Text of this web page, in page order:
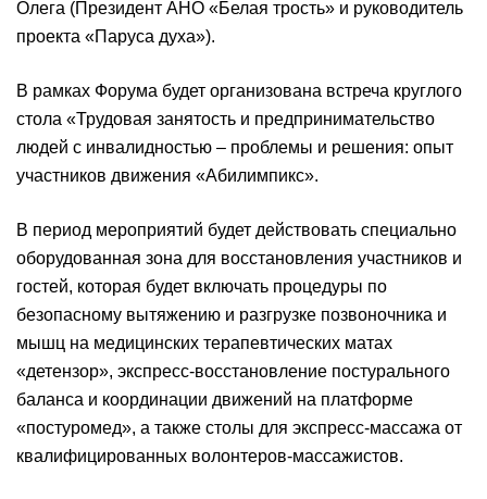
Олега (Президент АНО «Белая трость» и руководитель
проекта «Паруса духа»).
В рамках Форума будет организована встреча круглого
стола «Трудовая занятость и предпринимательство
людей с инвалидностью – проблемы и решения: опыт
участников движения «Абилимпикс».
В период мероприятий будет действовать специально
оборудованная зона для восстановления участников и
гостей, которая будет включать процедуры по
безопасному вытяжению и разгрузке позвоночника и
мышц на медицинских терапевтических матах
«детензор», экспресс-восстановление постурального
баланса и координации движений на платформе
«постуромед», а также столы для экспресс-массажа от
квалифицированных волонтеров-массажистов.